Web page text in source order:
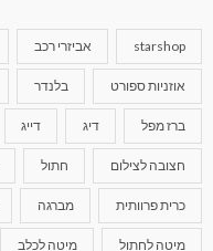
starshop אביזרי רכב
אוזניות ספורט בלנדר
ברז מפל דיג דייג
חצובה לצילום חתול
כרית פרוותית מברגה
מיטה לחתול מיטה לכלב